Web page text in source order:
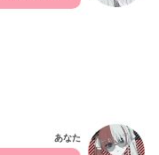
あなた